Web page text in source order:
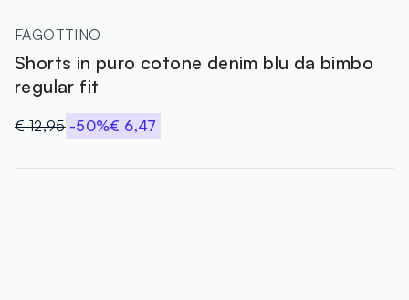
FAGOTTINO
Shorts in puro cotone denim blu da bimbo
regular fit
€ 12,95 -50%€ 6,47